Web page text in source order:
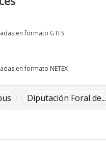
en formato GTFS
en formato NETEX
Diputación Foral de...